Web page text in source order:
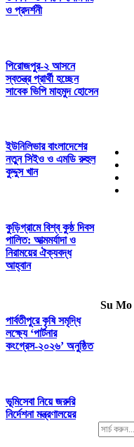
ও প্রদর্শনী
পিরোজপুর-২ আসনে
স্বতন্ত্র প্রার্থী হচ্ছেন
সাবেক ভিপি মাহমুদ হোসেন
ইউনিলিভার বাংলাদেশের
নতুন সিইও ও এমডি রুহুল
কুদ্দুস খান
কুড়িগ্রামে বিশ্ব কুষ্ঠ দিবস
পালিত: আত্মমর্যাদা ও
নিরাময়ের ঐক্যবদ্ধ
আহ্বান
পার্বতীপুরে কৃষি সমৃদ্ধি
লক্ষ্যে ‘পার্টনার
কংগ্রেস-২০২৬’ অনুষ্ঠিত
ভূমিসেবা নিয়ে জরুরি
নির্দেশনা মন্ত্রণালয়ের
Su Mo
Search
For: